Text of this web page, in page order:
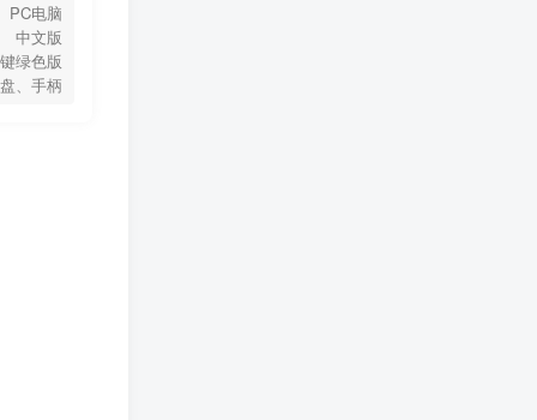
PC电脑
中文版
绿色版
、手柄